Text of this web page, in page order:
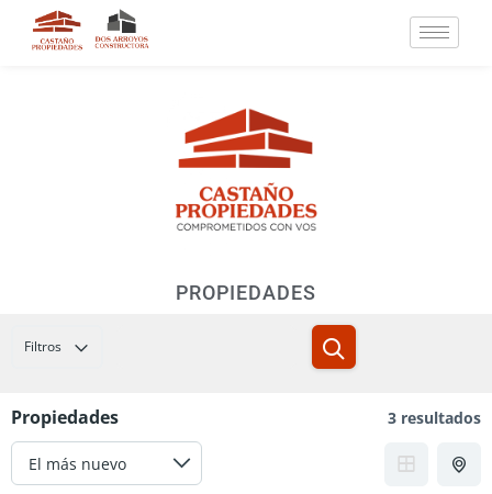
PROPIEDADES
Filtros
Propiedades 3 resultados